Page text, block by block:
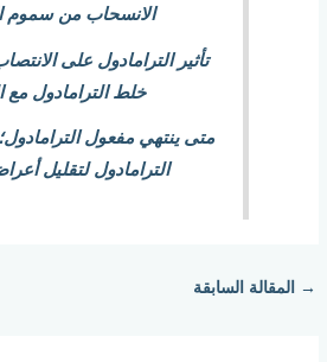
الانسحاب من سموم
تأثير الترامادول على
خلط الترامادول مع
متى ينتهي مفعول
الترامادول لتقليل
→ المقالة السابقة